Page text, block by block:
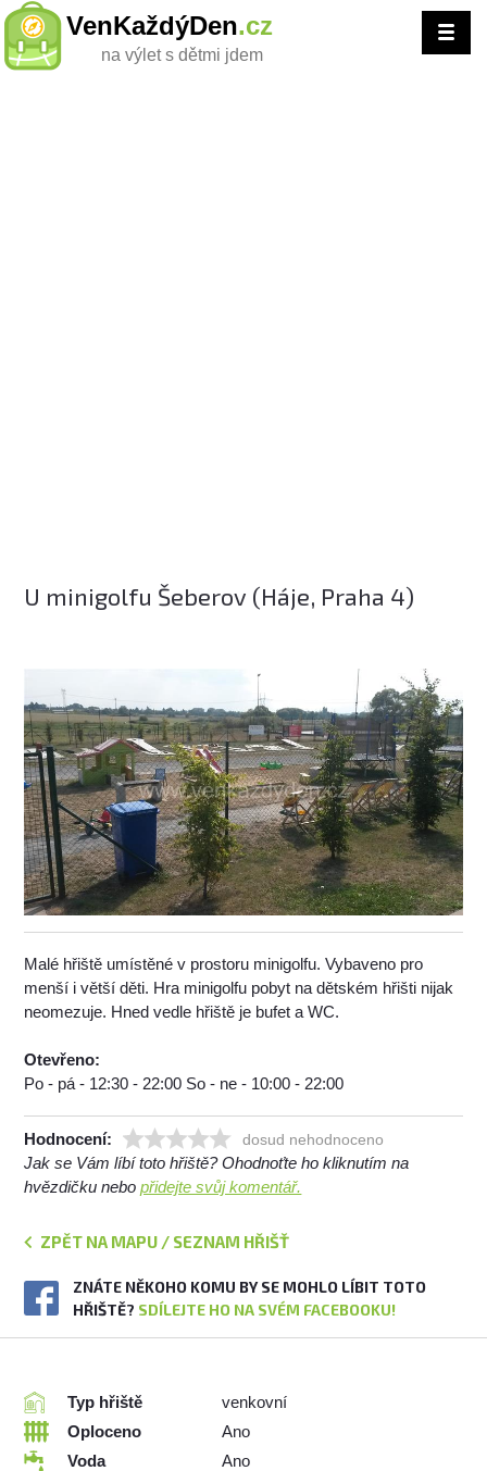
VenKaždýDen.cz
na výlet s dětmi jdem
U minigolfu Šeberov (Háje, Praha 4)
Malé hřiště umístěné v prostoru minigolfu. Vybaveno pro
menší i větší děti. Hra minigolfu pobyt na dětském hřišti nijak
neomezuje. Hned vedle hřiště je bufet a WC.
Otevřeno:
Po - pá - 12:30 - 22:00 So - ne - 10:00 - 22:00
Hodnocení: dosud nehodnoceno
Jak se Vám líbí toto hřiště? Ohodnoťte ho kliknutím na
hvězdičku nebopřidejte svůj komentář.
ZPĚT NA MAPU / SEZNAM HŘIŠŤ
ZNÁTE NĚKOHO KOMU BY SE MOHLO LÍBIT TOTO
HŘIŠTĚ? SDÍLEJTE HO NA SVÉM FACEBOOKU!
Typ hřiště
venkovní
Oploceno
Ano
Voda
Ano